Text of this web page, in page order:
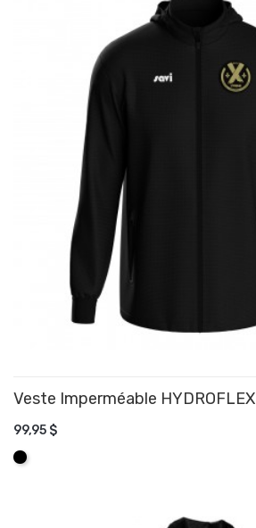
Veste Imperméable HYDROFLEX
99,95 $
Noir